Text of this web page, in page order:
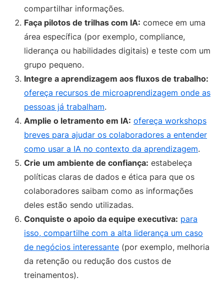
compartilhar informações.
Faça pilotos de trilhas com IA: comece em uma
área específica (por exemplo, compliance,
liderança ou habilidades digitais) e teste com um
grupo pequeno.
Integre a aprendizagem aos fluxos de trabalho:
ofereça recursos de microaprendizagem onde as
pessoas já trabalham.
Amplie o letramento em IA: ofereça workshops
breves para ajudar os colaboradores a entender
como usar a IA no contexto da aprendizagem.
Crie um ambiente de confiança: estabeleça
políticas claras de dados e ética para que os
colaboradores saibam como as informações
deles estão sendo utilizadas.
Conquiste o apoio da equipe executiva: para
isso, compartilhe com a alta liderança um caso
de negócios interessante (por exemplo, melhoria
da retenção ou redução dos custos de
treinamentos).